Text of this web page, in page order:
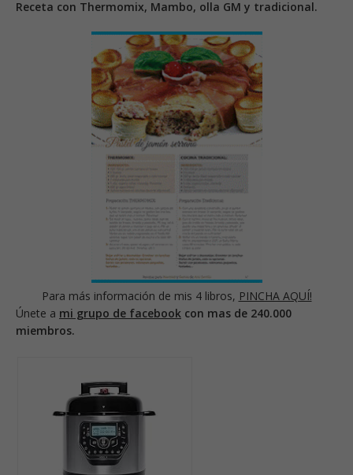
Receta con Thermomix, Mambo, olla GM y tradicional.
Para más información de mis 4 libros, PINCHA AQUÍ!
Únete a mi grupo de facebook con mas de 240.000
miembros.